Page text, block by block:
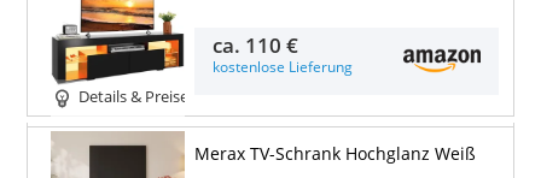
Details & Preise
ca. 110 €
kostenlose Lieferung
Merax TV-Schrank Hochglanz Weiß